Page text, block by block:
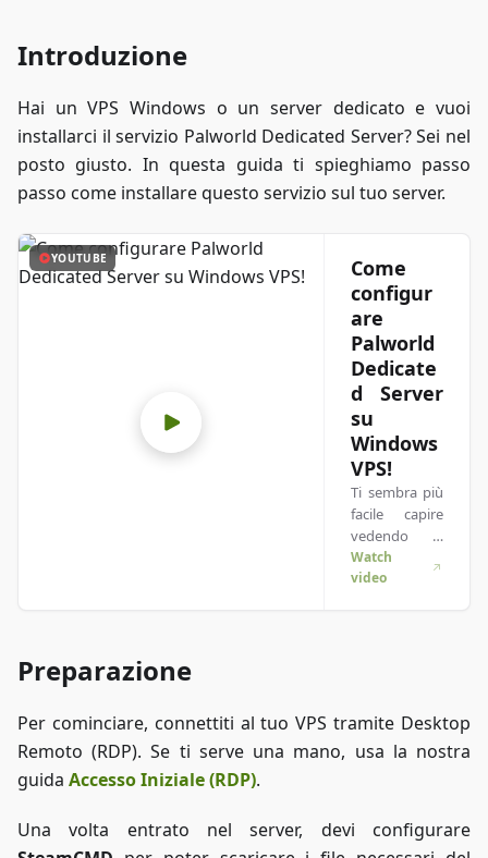
Introduzione
Hai un VPS Windows o un server dedicato e vuoi
installarci il servizio Palworld Dedicated Server? Sei nel
posto giusto. In questa guida ti spieghiamo passo
passo come installare questo servizio sul tuo server.
YOUTUBE
Come
configur
are
Palworld
Dedicate
d Server
su
Windows
VPS!
Ti sembra più
facile capire
vedendo le
cose in
azione? Ci
preferisca
imparare nel
possibile!
Watch
video
Preparazione
Per cominciare, connettiti al tuo VPS tramite Desktop
Remoto (RDP). Se ti serve una mano, usa la nostra
guida Accesso Iniziale (RDP).
Una volta entrato nel server, devi configurare